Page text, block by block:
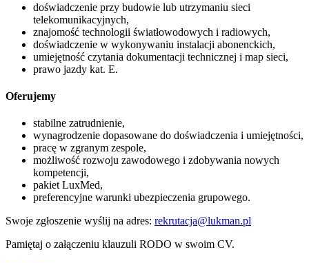
doświadczenie przy budowie lub utrzymaniu sieci
telekomunikacyjnych,
znajomość technologii światłowodowych i radiowych,
doświadczenie w wykonywaniu instalacji abonenckich,
umiejętność czytania dokumentacji technicznej i map sieci,
prawo jazdy kat. E.
Oferujemy
stabilne zatrudnienie,
wynagrodzenie dopasowane do doświadczenia i umiejętności,
pracę w zgranym zespole,
możliwość rozwoju zawodowego i zdobywania nowych
kompetencji,
pakiet LuxMed,
preferencyjne warunki ubezpieczenia grupowego.
Swoje zgłoszenie wyślij na adres: rekrutacja@lukman.pl
Pamiętaj o załączeniu klauzuli RODO w swoim CV.